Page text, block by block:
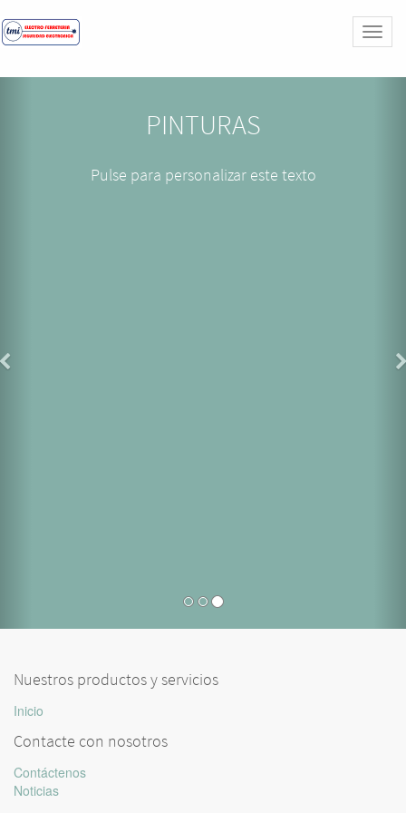
PINTURAS
Pulse para personalizar este texto
Nuestros productos y servicios
Inicio
Contacte con nosotros
Contáctenos
Noticias